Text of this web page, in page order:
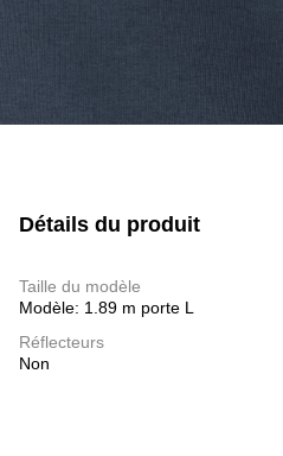
Détails du produit
Taille du modèle
Modèle: 1.89 m porte L
Réflecteurs
Non